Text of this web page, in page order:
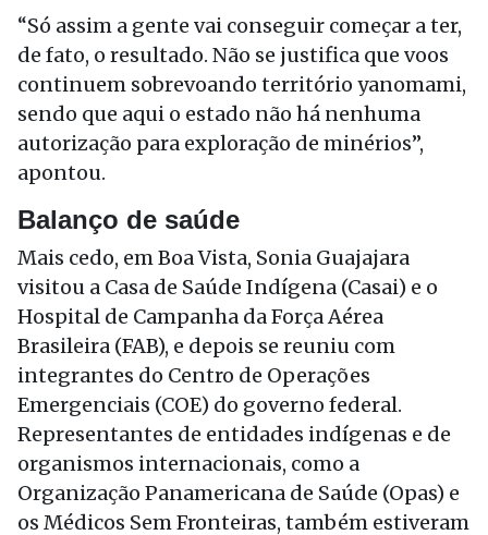
“Só assim a gente vai conseguir começar a ter,
de fato, o resultado. Não se justifica que voos
continuem sobrevoando território yanomami,
sendo que aqui o estado não há nenhuma
autorização para exploração de minérios”,
apontou.
Balanço de saúde
Mais cedo, em Boa Vista, Sonia Guajajara
visitou a Casa de Saúde Indígena (Casai) e o
Hospital de Campanha da Força Aérea
Brasileira (FAB), e depois se reuniu com
integrantes do Centro de Operações
Emergenciais (COE) do governo federal.
Representantes de entidades indígenas e de
organismos internacionais, como a
Organização Panamericana de Saúde (Opas) e
os Médicos Sem Fronteiras, também estiveram